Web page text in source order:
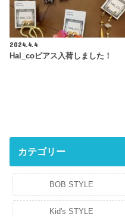
2024.4.4
Hal_coピアス入荷しました！
カテゴリー
BOB STYLE
Kid's STYLE